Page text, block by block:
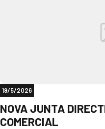
19/5/2026
NOVA JUNTA
COMERCIAL